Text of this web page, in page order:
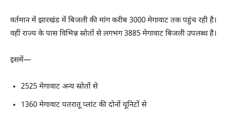
वर्तमान में झारखंड में बिजली की मांग करीब 3000 मेगावाट तक पहुंच रही है।
वहीं राज्य के पास विभिन्न स्रोतों से लगभग 3885 मेगावाट बिजली उपलब्ध है।
इसमें—
2525 मेगावाट अन्य स्रोतों से
1360 मेगावाट पतरातू प्लांट की दोनों यूनिटों से